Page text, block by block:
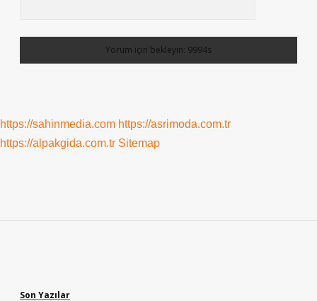
https://sahinmedia.com https://asrimoda.com.tr
https://alpakgida.com.tr Sitemap
Son Yazılar